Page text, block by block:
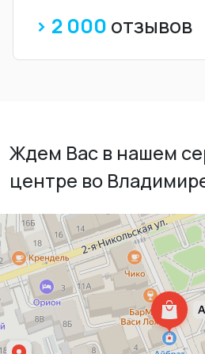
> 2 000 отзывов
Ждем Вас в нашем
центре во